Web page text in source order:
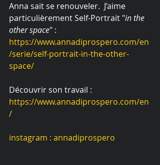
Anna sait se renouveler.  J’aime
particulièrement Self-Portrait "in the
other space" :
https://www.annadiprospero.com/en
/serie/self-portrait-in-the-other-
space/
Découvrir son travail :
https://www.annadiprospero.com/en
/
instagram : annadiprospero